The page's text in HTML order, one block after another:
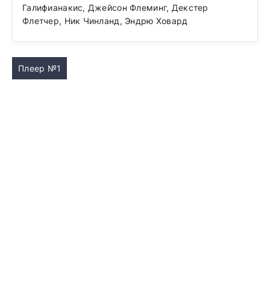
Галифианакис, Джейсон Флеминг, Декстер
Флетчер, Ник Чинланд, Эндрю Ховард
Плеер №1